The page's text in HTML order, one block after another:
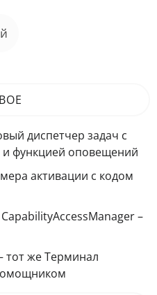
диспетчер задач с
функцией оповещений
активации с кодом
–
тот же Терминал